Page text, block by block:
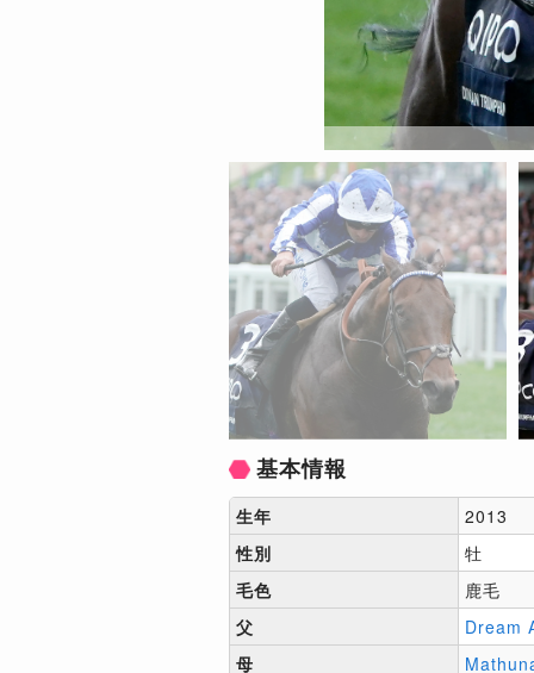
基本情報
生年
2013
性別
牡
毛色
鹿毛
父
Dream
母